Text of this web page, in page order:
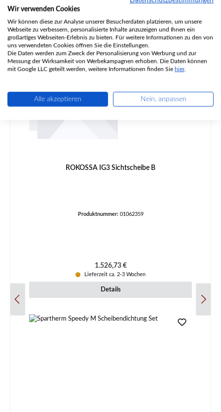
Details
ROKOSSA IG3 Sichtscheibe B
Produktnummer: 01062359
Regulärer Preis:
1.526,73 €
Lieferzeit ca. 2-3 Wochen
Details
Wir verwenden Cookies
Wir können diese zur Analyse unserer Besucherdaten platzieren, um unsere
Webseite zu verbessern, personalisierte Inhalte anzuzeigen und Ihnen ein
großartiges Webseiten-Erlebnis zu bieten. Für weitere Informationen zu den von
uns verwendeten Cookies öffnen Sie die Einstellungen.
Die Daten werden zum Zweck der Personalisierung von Werbung und zur
Messung der Wirksamkeit von Werbekampagnen erhoben. Die Daten können
mit Google LLC geteilt werden, weitere Informationen finden Sie hier.
Alle akzeptieren Nein, anpassen